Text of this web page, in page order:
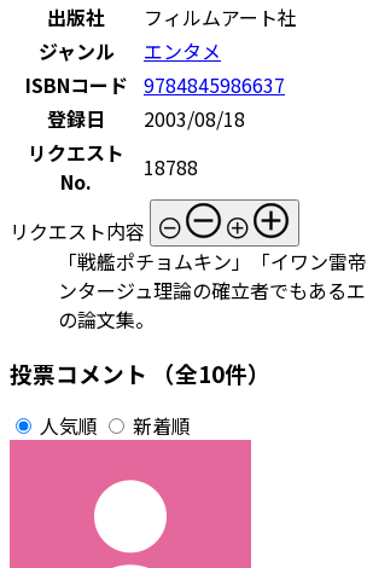
出版社
フィルムアート社
ジャンル
エンタメ
ISBNコード 9784845986637
登録日
2003/08/18
リクエスト
No.
18788
リクエスト内容
「戦艦ポチョムキン」「イワン雷
ンタージュ理論の確立者でもある
の論文集。
投票コメント （全10件）
人気順 新着順